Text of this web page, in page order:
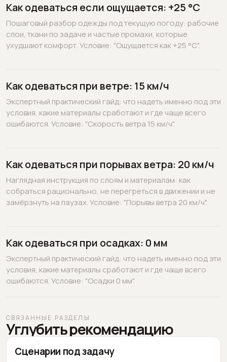
Как одеваться если ощущается: +25 °C
Пошаговый разбор одежды под текущую погоду: рабочие
слои, ткани по задаче и частые промахи, которые
ухудшают комфорт. Условие: "Ощущается как +25 °C".
Как одеваться при ветре: 15 км/ч
Экспертный практический гайд: что надеть именно под эти
условия, какие материалы сработают и где чаще всего
ошибаются. Условие: "Скорость ветра 15 км/ч".
Как одеваться при порывах ветра: 20 км/ч
Наглядная инструкция по слоям и материалам: как
собраться рационально, не перегреться в движении и не
замёрзнуть на паузах. Условие: "Порывы ветра 20 км/ч".
Как одеваться при осадках: 0 мм
Экспертный практический гайд: что надеть именно под эти
условия, какие материалы сработают и где чаще всего
ошибаются. Условие: "Осадки 0 мм".
СВЯЗАННЫЕ РАЗДЕЛЫ
Углубить рекомендацию
Сценарии под задачу